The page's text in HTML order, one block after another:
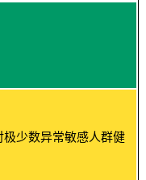
少数异常敏感人群健